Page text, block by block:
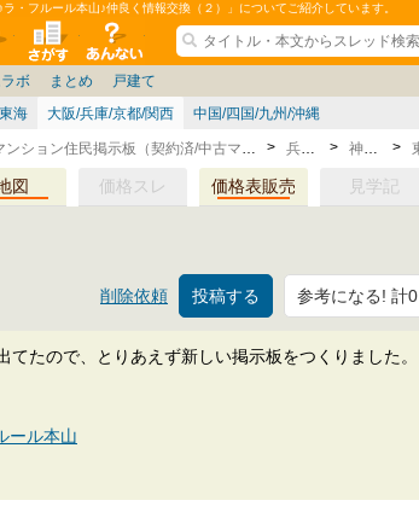
・フルール本山♪仲良く情報交換（２）」についてご紹介しています。
ュニティ
全掲示板 物件検索 サイトについて
仙台/新潟/東北 名古屋/東海
海 大阪/兵庫/京都/関西 中国/四国/九州/沖縄
住宅質問 管理会社/組合
ュース 個人取引 政治
ノウハウ 東京都 神奈川県
ボ まとめ
福岡県 戸建て
大阪・神戸・京都・関西のマンション住民掲示板（契約済/中古マンション） 兵庫県 神戸市
図 価格スレ 価格表販売 見学記
削除依頼 参考になる! 計0
たので、とりあえず新しい掲示板をつくりました。
ール本山